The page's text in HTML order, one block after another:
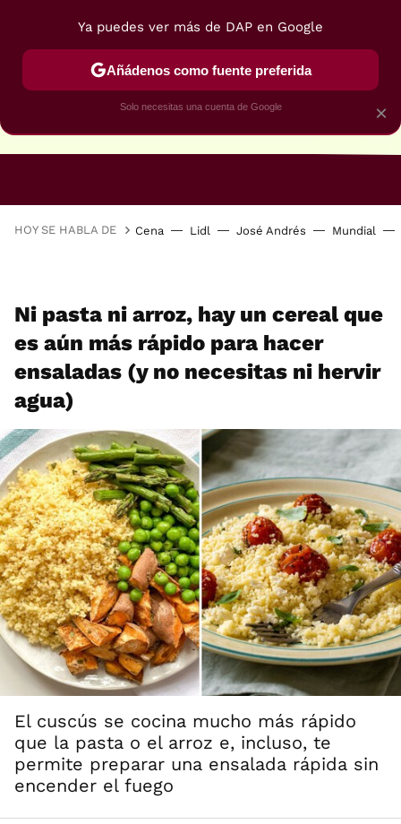
HOY SE HABLA DE Cena Lidl José Andrés Mundial
Ni pasta ni arroz, hay un cereal que
es aún más rápido para hacer
ensaladas (y no necesitas ni hervir
agua)
El cuscús se cocina mucho más rápido
que la pasta o el arroz e, incluso, te
permite preparar una ensalada rápida sin
encender el fuego
×
Ya puedes ver más de DAP en Google
Añádenos como fuente preferida
Solo necesitas una cuenta de Google